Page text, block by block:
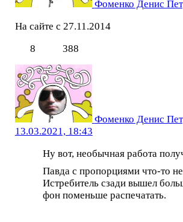
Фоменко Денис
На сайте с 27.11.2014
8
388
Фоменко Денис
13.03.2021, 18:43
Ну вот, необычная работа
Павда с пропорциями что-то
Истребитель сзади вышел
фон поменьше распечатать.